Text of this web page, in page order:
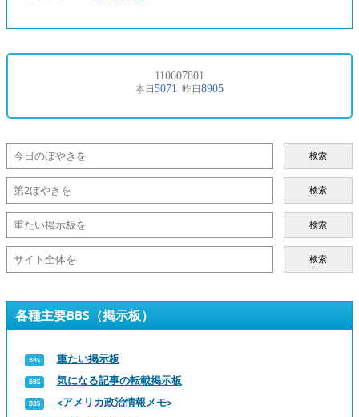
検索
検索
検索
検索
各種主要BBS（掲示板）
重たい掲示板
気になる記事の転載掲示板
<アメリカ政治情報メモ>